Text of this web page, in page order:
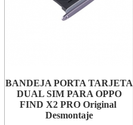
BANDEJA PORTA TARJETA
DUAL SIM PARA OPPO
FIND X2 PRO Original
Desmontaje